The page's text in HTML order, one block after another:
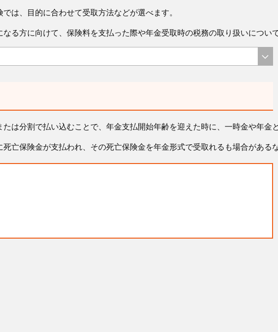
は、目的に合わせて受取方法などが選べます。
る方に向けて、保険料を支払った際や年金受取時の税務の取り扱いについ
は分割で払い込むことで、年金支払開始年齢を迎えた時に、一時金や
亡保険金が支払われ、その死亡保険金を年金形式で受取れるも場合があ